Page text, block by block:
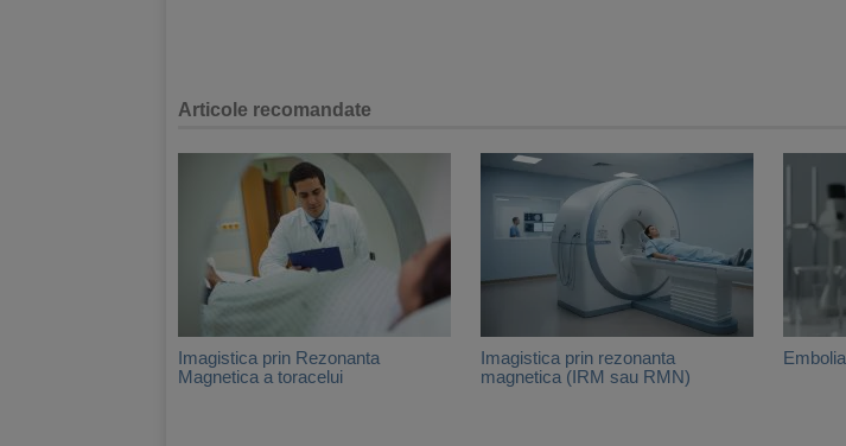
Articole recomandate
Imagistica prin Rezonanta
Magnetica a toracelui
Imagistica prin rezonanta
magnetica (IRM sau RMN)